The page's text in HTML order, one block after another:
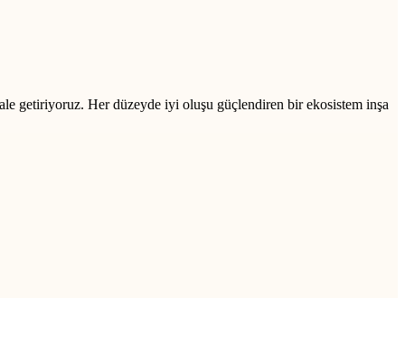
getiriyoruz. Her düzeyde iyi oluşu güçlendiren bir ekosistem inşa